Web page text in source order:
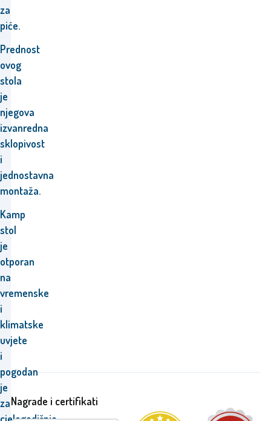
za
piće.
Prednost
ovog
stola
je
njegova
izvanredna
sklopivost
i
jednostavna
montaža.
Kamp
stol
je
otporan
na
vremenske
i
klimatske
uvjete
i
pogodan
je
zaNagrade i certifikati